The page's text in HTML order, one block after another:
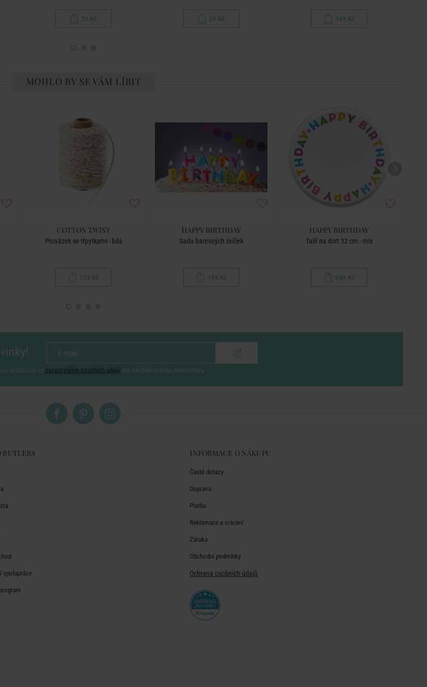
29 Kč 29 Kč 149 Kč
MOHLO BY SE VÁM LÍBIT
COTTON TWIST
Provázek se třpytkami - bílá
129 Kč
HAPPY BIRTHDAY
Sada barevných svíček
149 Kč
HAPPY BIRTHDAY
Talíř na dort 32 cm - mix
399 Kč
souhlasíte se zpracováním osobních údajů pro zasílání našeho newsletteru
BUTLERS
spolupráce
INFORMACE O NÁKUPU
Časté dotazy
Doprava
Platba
Reklamace a vrácení
Záruka
Obchodní podmínky
Ochrana osobních údajů